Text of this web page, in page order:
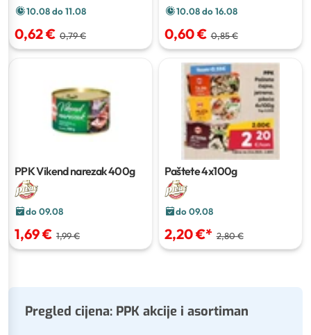
10.08 do 11.08
0,62 € 0,79 €
10.08 do 16.08
0,60 € 0,85 €
PPK Vikend narezak400g
do 09.08
1,69 € 1,99 €
Paštete4x100g
do 09.08
2,20 €* 2,80 €
Pregled cijena: PPK akcije i asortiman